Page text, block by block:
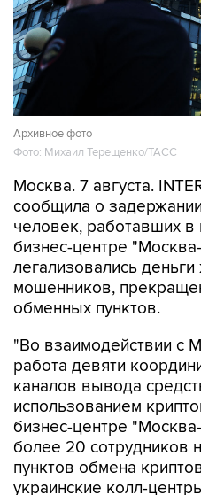
Архивное фото
Фото: Михаил Терещенко/ТАСС
Москва. 7 августа.
сообщила о
человек, работавших в
бизнес-центре
легализовались
мошенников,
обменных пунктов.
"Во взаимодействии с
работа девяти
каналов вывода
использованием
бизнес-центре
более 20 сотрудников
пунктов обмена
украинские колл-